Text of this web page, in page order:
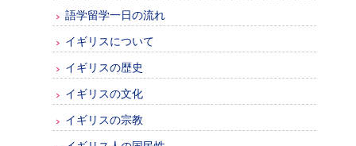
語学留学一日の流れ
イギリスについて
イギリスの歴史
イギリスの文化
イギリスの宗教